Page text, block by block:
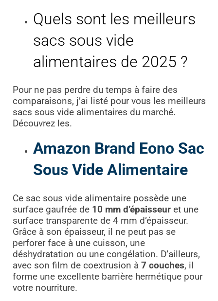
Quels sont les meilleurs
sacs sous vide
alimentaires de 2025 ?
Pour ne pas perdre du temps à faire des
comparaisons, j’ai listé pour vous les meilleurs
sacs sous vide alimentaires du marché.
Découvrez les.
Amazon Brand Eono Sac
Sous Vide Alimentaire
Ce sac sous vide alimentaire possède une
surface gaufrée de 10 mm d’épaisseuret une
surface transparente de 4 mm d’épaisseur.
Grâce à son épaisseur, il ne peut pas se
perforer face à une cuisson, une
déshydratation ou une congélation. D’ailleurs,
avec son film de coextrusion à 7 couches, il
forme une excellente barrière hermétique pour
votre nourriture.